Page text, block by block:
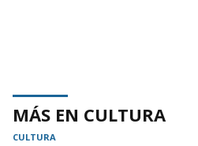
MÁS EN CULTURA
CULTURA